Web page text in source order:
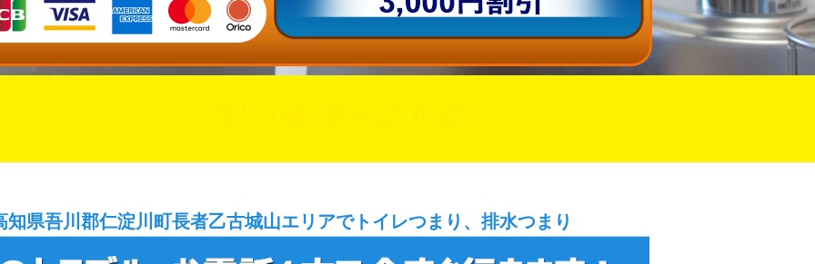
知県吾川郡仁淀川町長者乙古城山エリアでトイレつまり、排水つまり